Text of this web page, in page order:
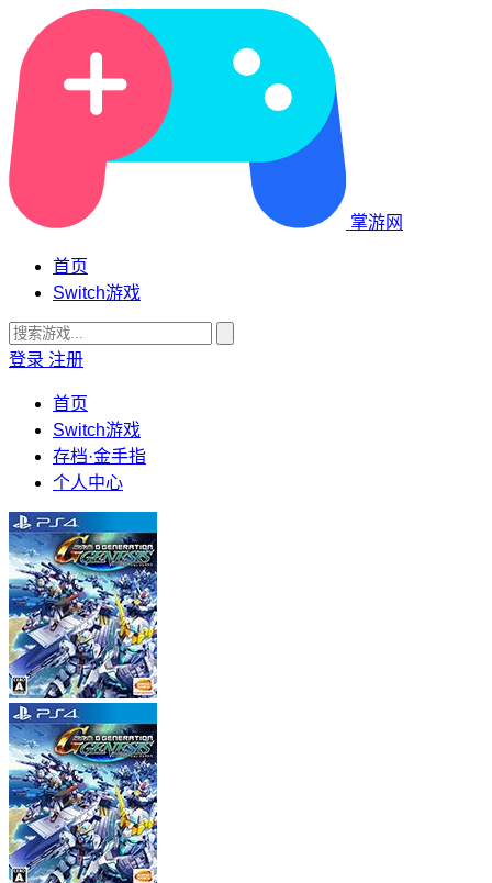
掌游网
首页
Switch游戏
登录 注册
首页
Switch游戏
存档·金手指
个人中心